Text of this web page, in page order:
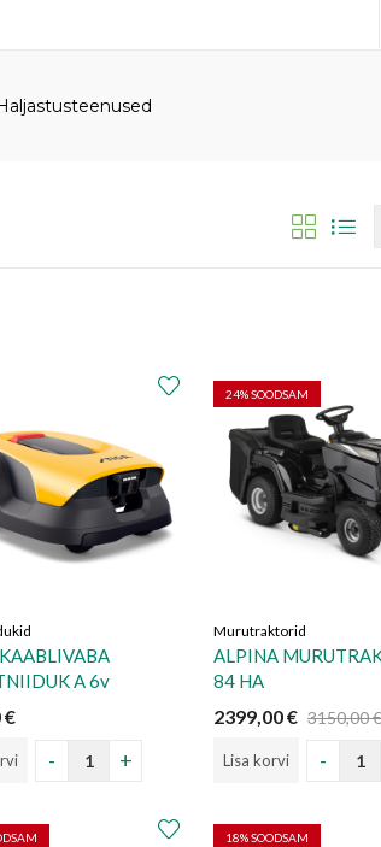
A 6v
€
24% SOODSAM
Murutraktorid
ALPINA
84 HA
2399,00€ 3150,00€
Lisa korvi
18% SOODSAM